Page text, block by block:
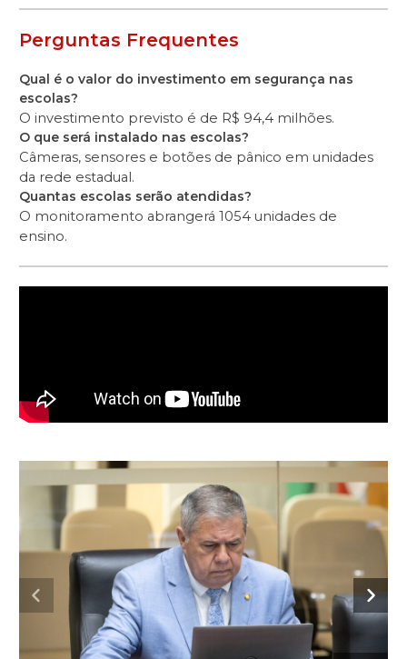
Perguntas Frequentes
Qual é o valor do investimento em segurança nas
escolas?
O investimento previsto é de R$ 94,4 milhões.
O que será instalado nas escolas?
Câmeras, sensores e botões de pânico em unidades
da rede estadual.
Quantas escolas serão atendidas?
O monitoramento abrangerá 1054 unidades de
ensino.